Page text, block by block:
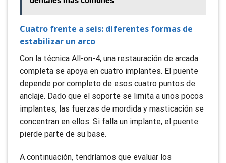
Cuatro frente a seis: diferentes formas de
estabilizar un arco
Con la técnica All-on-4, una restauración de arcada
completa se apoya en cuatro implantes. El puente
depende por completo de esos cuatro puntos de
anclaje. Dado que el soporte se limita a unos pocos
implantes, las fuerzas de mordida y masticación se
concentran en ellos. Si falla un implante, el puente
pierde parte de su base.
A continuación, tendríamos que evaluar los